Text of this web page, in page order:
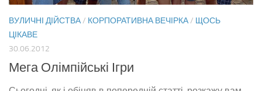
ВУЛИЧНІ ДІЙСТВА/ КОРПОРАТИВНА ВЕЧІРКА/ ЩОСЬ
ЦІКАВЕ
30.06.2012
Мега Олімпійські Ігри